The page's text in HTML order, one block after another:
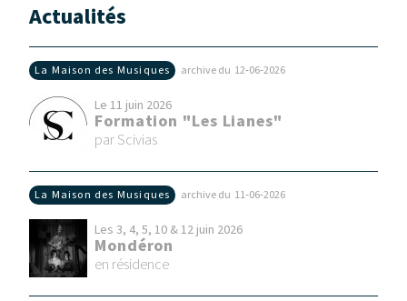
Actualités
La Maison des Musiques archive du 12‑06‑2026
Le 11 juin 2026
Formation "Les Lianes"
par Scivias
La Maison des Musiques archive du 11‑06‑2026
Les 3, 4, 5, 10 & 12 juin 2026
Mondéron
en résidence